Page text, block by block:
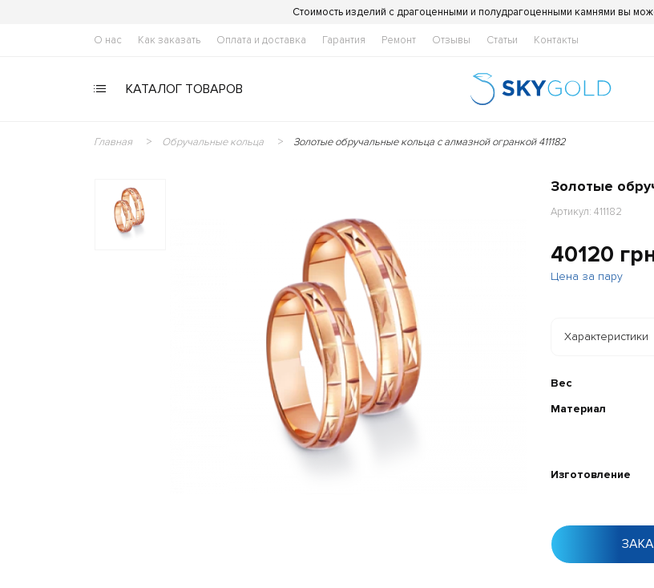
Стоимость изделий с драгоценными и полудрагоценными камнями вы
О нас Как заказать Оплата и доставка Гарантия Ремонт Отзывы Статьи Контакты
КАТАЛОГ ТОВАРОВ
Главная Обручальные кольца Золотые обручальные кольца с алмазной огранкой 411182
Золотые
Артикул: 411182
40120
Цена за пару
Характеристики
Вес
Материал
Изготовление